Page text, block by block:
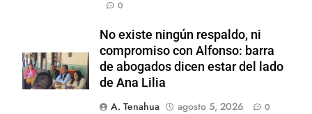
0
No existe ningún respaldo, ni
compromiso con Alfonso: barra
de abogados dicen estar del lado
de Ana Lilia
A. Tenahua
agosto 5, 2026 0